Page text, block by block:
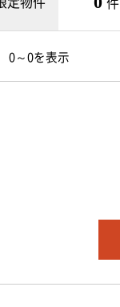
0～0を表示